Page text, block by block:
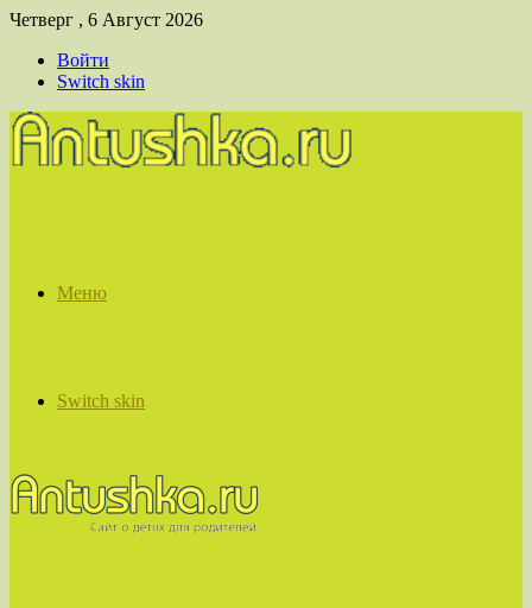
Четверг , 6 Август 2026
Войти
Switch skin
Меню
Switch skin